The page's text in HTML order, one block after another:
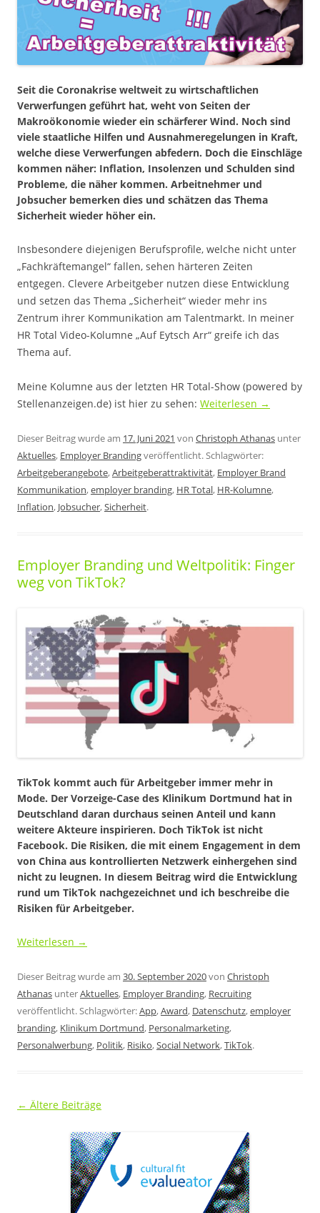
Seit die Coronakrise weltweit zu wirtschaftlichen
Verwerfungen geführt hat, weht von Seiten der
Makroökonomie wieder ein schärferer Wind. Noch sind
viele staatliche Hilfen und Ausnahmeregelungen in Kraft,
welche diese Verwerfungen abfedern. Doch die Einschläge
kommen näher: Inflation, Insolenzen und Schulden sind
Probleme, die näher kommen. Arbeitnehmer und
Jobsucher bemerken dies und schätzen das Thema
Sicherheit wieder höher ein.
Insbesondere diejenigen Berufsprofile, welche nicht unter
„Fachkräftemangel“ fallen, sehen härteren Zeiten
entgegen. Clevere Arbeitgeber nutzen diese Entwicklung
und setzen das Thema „Sicherheit“ wieder mehr ins
Zentrum ihrer Kommunikation am Talentmarkt. In meiner
HR Total Video-Kolumne „Auf Eytsch Arr“ greife ich das
Thema auf.
Meine Kolumne aus der letzten HR Total-Show (powered by
Stellenanzeigen.de) ist hier zu sehen: Weiterlesen →
Dieser Beitrag wurde am 17. Juni 2021 von Christoph Athanas unter
Aktuelles, Employer Brandingveröffentlicht. Schlagwörter:
Arbeitgeberangebote,Arbeitgeberattraktivität, Employer Brand
Kommunikation,employer branding, HR Total, HR-Kolumne,
Inflation, Jobsucher,Sicherheit.
Employer Branding und Weltpolitik: Finger
weg von TikTok?
TikTok kommt auch für Arbeitgeber immer mehr in
Mode. Der Vorzeige-Case des Klinikum Dortmund hat in
Deutschland daran durchaus seinen Anteil und kann
weitere Akteure inspirieren. Doch TikTok ist nicht
Facebook. Die Risiken, die mit einem Engagement in dem
von China aus kontrollierten Netzwerk einhergehen sind
nicht zu leugnen. In diesem Beitrag wird die Entwicklung
rund um TikTok nachgezeichnet und ich beschreibe die
Risiken für Arbeitgeber.
Weiterlesen →
Dieser Beitrag wurde am 30. September 2020von Christoph
Athanas unterAktuelles, Employer Branding, Recruiting
veröffentlicht. Schlagwörter:App,Award, Datenschutz,employer
branding, Klinikum Dortmund, Personalmarketing,
Personalwerbung, Politik, Risiko,Social Network,TikTok.
Beitragsnavigation
← Ältere Beiträge